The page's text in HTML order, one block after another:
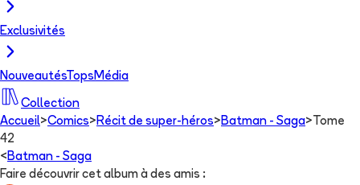
Exclusivités
NouveautésTops Média
Collection
Accueil>Comics> Récit de super-héros> Batman - Saga> Tome
42
< Batman - Saga
Faire découvrir cet album à des amis :